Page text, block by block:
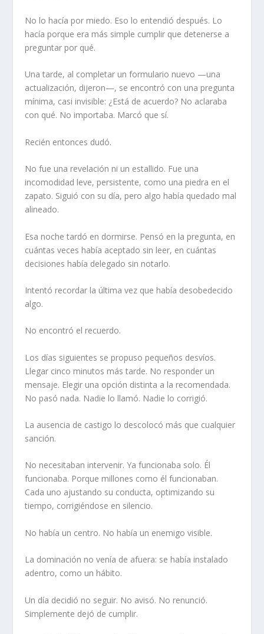
No lo hacía por miedo. Eso lo entendió después. Lo
hacía porque era más simple cumplir que detenerse a
preguntar por qué.
Una tarde, al completar un formulario nuevo —una
actualización, dijeron—, se encontró con una pregunta
mínima, casi invisible: ¿Está de acuerdo? No aclaraba
con qué. No importaba. Marcó que sí.
Recién entonces dudó.
No fue una revelación ni un estallido. Fue una
incomodidad leve, persistente, como una piedra en el
zapato. Siguió con su día, pero algo había quedado mal
alineado.
Esa noche tardó en dormirse. Pensó en la pregunta, en
cuántas veces había aceptado sin leer, en cuántas
decisiones había delegado sin notarlo.
Intentó recordar la última vez que había desobedecido
algo.
No encontró el recuerdo.
Los días siguientes se propuso pequeños desvíos.
Llegar cinco minutos más tarde. No responder un
mensaje. Elegir una opción distinta a la recomendada.
No pasó nada. Nadie lo llamó. Nadie lo corrigió.
La ausencia de castigo lo descolocó más que cualquier
sanción.
No necesitaban intervenir. Ya funcionaba solo. Él
funcionaba. Porque millones como él funcionaban.
Cada uno ajustando su conducta, optimizando su
tiempo, corrigiéndose en silencio.
No había un centro. No había un enemigo visible.
La dominación no venía de afuera: se había instalado
adentro, como un hábito.
Un día decidió no seguir. No avisó. No renunció.
Simplemente dejó de cumplir.